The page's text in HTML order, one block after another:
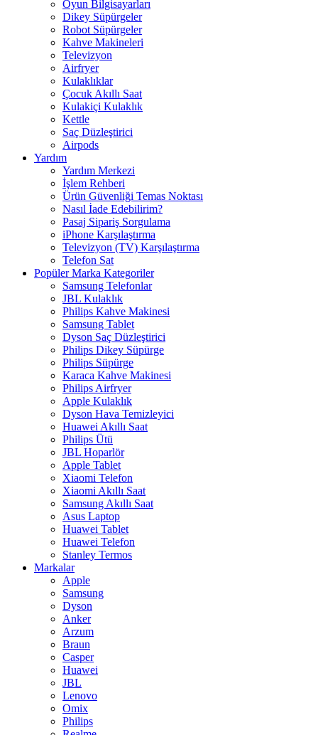
Oyun Bilgisayarları
Dikey Süpürgeler
Robot Süpürgeler
Kahve Makineleri
Televizyon
Airfryer
Kulaklıklar
Çocuk Akıllı Saat
Kulakiçi Kulaklık
Kettle
Saç Düzleştirici
Airpods
Yardım
Yardım Merkezi
İşlem Rehberi
Ürün Güvenliği Temas Noktası
Nasıl İade Edebilirim?
Pasaj Sipariş Sorgulama
iPhone Karşılaştırma
Televizyon (TV) Karşılaştırma
Telefon Sat
Popüler Marka Kategoriler
Samsung Telefonlar
JBL Kulaklık
Philips Kahve Makinesi
Samsung Tablet
Dyson Saç Düzleştirici
Philips Dikey Süpürge
Philips Süpürge
Karaca Kahve Makinesi
Philips Airfryer
Apple Kulaklık
Dyson Hava Temizleyici
Huawei Akıllı Saat
Philips Ütü
JBL Hoparlör
Apple Tablet
Xiaomi Telefon
Xiaomi Akıllı Saat
Samsung Akıllı Saat
Asus Laptop
Huawei Tablet
Huawei Telefon
Stanley Termos
Markalar
Apple
Samsung
Dyson
Anker
Arzum
Braun
Casper
Huawei
JBL
Lenovo
Omix
Philips